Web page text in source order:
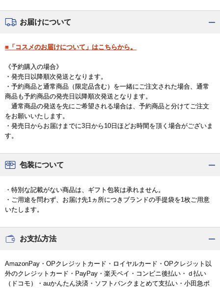
お届けについて
■「コスメのお届けについて」はこちらから。
《予約購入の場合》
・発売日以降順次発送となります。
・予約商品と通常商品（限定品含む）を一緒にご注文された場合、通常
商品も予約商品の発売日以降順次発送となります。
通常商品の発送を先にご希望される場合は、予約商品と分けてご注文
をお願いいたします。
・発売日からお届けまでに3日から10日ほどお時間を頂く場合がございま
す。
包装について
・特別な記載がない商品は、ギフト包装は承れません。
・ご用途を問わず、お届け先1ヵ所につきブランドの手提袋を1枚ご用意
いたします。
お支払方法
AmazonPay・OPクレジットカード・ロイヤルカード・OPクレジット以
外のクレジットカード・PayPay・楽天ペイ・コンビニ後払い・ｄ払い
（ドコモ）・auかんたん決済・ソフトバンクまとめて支払い・小田急ポ